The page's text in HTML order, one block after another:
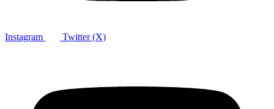
Instagram Twitter (X)